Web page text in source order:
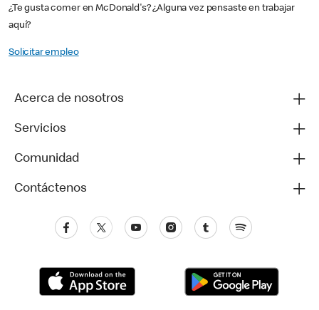
¿Te gusta comer en McDonald's? ¿Alguna vez pensaste en trabajar
aquí?
Solicitar empleo
Acerca de nosotros
Servicios
Comunidad
Contáctenos